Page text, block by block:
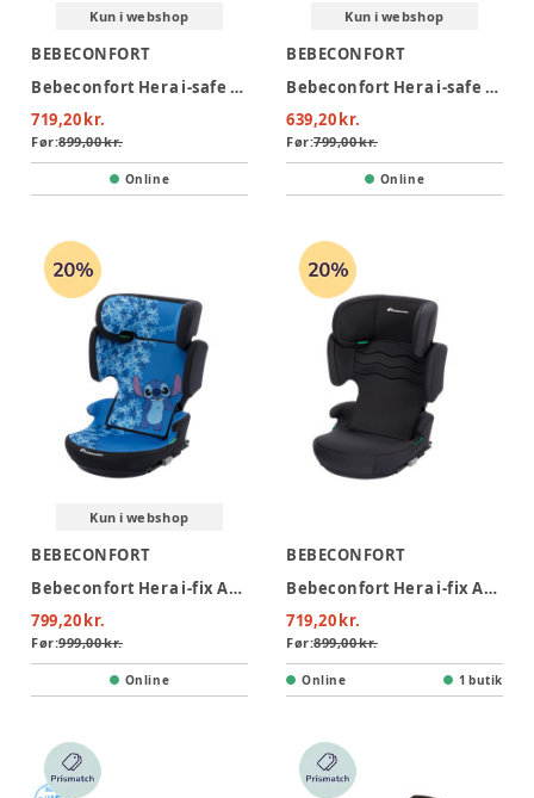
Kun i webshop
BEBECONFORT
Bebeconfort Hera i-safe Autostol - Fun Minnie
719,20 kr.
Før:899,00 kr.
Online
Kun i webshop
BEBECONFORT
Bebeconfort Hera i-safe Autostol - Mineral Black
639,20 kr.
Før:799,00 kr.
Online
Kun i webshop
BEBECONFORT
Bebeconfort Hera i-fix Autostol - Fun Stitch
799,20 kr.
Før:999,00 kr.
Online
BEBECONFORT
Bebeconfort Hera i-fix Autostol - Mineral Black
719,20 kr.
Før:899,00 kr.
Online 1 butik